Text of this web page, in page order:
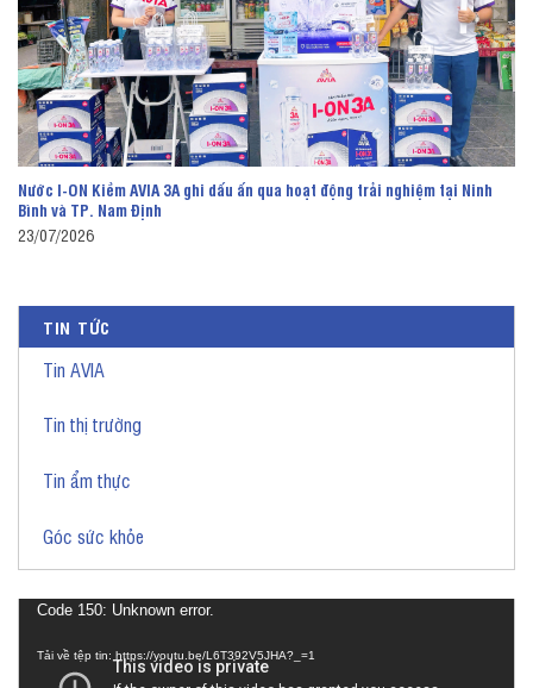
TIN TỨC
Tin AVIA
Tin thị trường
Tin ẩm thực
Góc sức khỏe
Trình
Code 150: Unknown error.
Tải về tệp tin: https://youtu.be/L6T392V5JHA?_=1
Nước I-ON Kiềm AVIA 3A ghi dấu ấn qua hoạt động trải nghiệm tại Ninh
Bình và TP. Nam Định
23/07/2026